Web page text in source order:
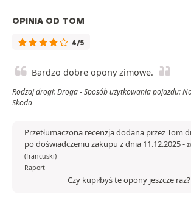
OPINIA OD TOM
4/5
Bardzo dobre opony zimowe.
Rodzaj drogi: Droga - Sposób użytkowania pojazdu:
Skoda
Przetłumaczona recenzja dodana przez Tom
po doświadczeniu zakupu z dnia 11.12.2025-
(francuski)
Raport
Czy kupiłbyś te opony jeszcze raz?